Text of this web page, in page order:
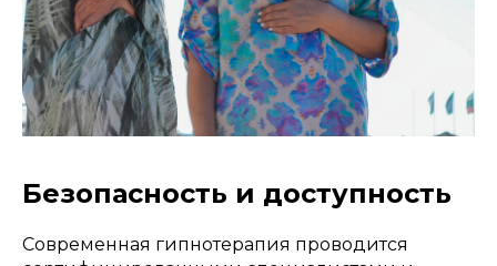
Безопасность и доступность
Современная гипнотерапия проводится